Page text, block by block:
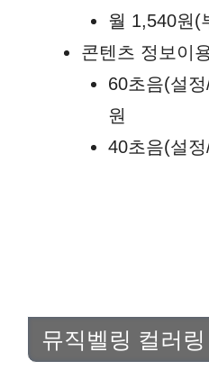
월 1,540원(
콘텐츠 정보이
60초음(설
원
40초음(설
뮤직벨링 컬러